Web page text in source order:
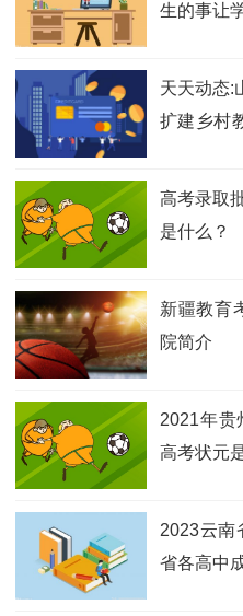
生的事让
天天动态:
扩建乡村
高考录取
是什么？
新疆教育
院简介
2021年贵
高考状元
2023云南
省各高中